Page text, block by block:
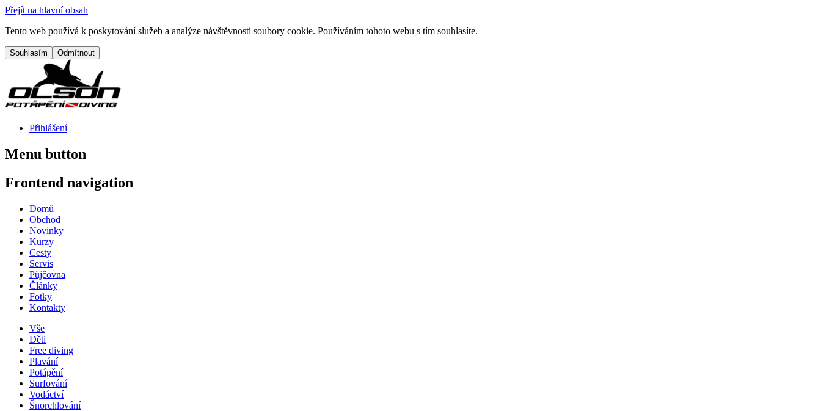
Přejít na hlavní obsah
Tento web používá k poskytování služeb a analýze návštěvnosti soubory cookie. Používáním tohoto webu s tím souhlasíte.
Přihlášení
Menu button
Frontend navigation
Domů
Obchod
Novinky
Kurzy
Cesty
Servis
Půjčovna
Články
Fotky
Kontakty
Vše
Děti
Free diving
Plavání
Potápění
Surfování
Vodáctví
Šnorchlování